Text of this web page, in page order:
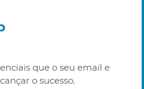
que o seu email e
o sucesso.